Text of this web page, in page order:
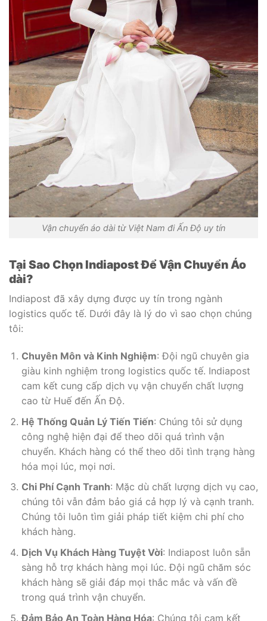
Vận chuyển áo dài từ Việt Nam đi Ấn Độ uy tín
Tại Sao Chọn Indiapost Để Vận Chuyển Áo
dài?
Indiapost đã xây dựng được uy tín trong ngành
logistics quốc tế. Dưới đây là lý do vì sao chọn chúng
tôi:
Chuyên Môn và Kinh Nghiệm: Đội ngũ chuyên gia
giàu kinh nghiệm trong logistics quốc tế. Indiapost
cam kết cung cấp dịch vụ vận chuyển chất lượng
cao từ Huế đến Ấn Độ.
Hệ Thống Quản Lý Tiến Tiến: Chúng tôi sử dụng
công nghệ hiện đại để theo dõi quá trình vận
chuyển. Khách hàng có thể theo dõi tình trạng hàng
hóa mọi lúc, mọi nơi.
Chi Phí Cạnh Tranh: Mặc dù chất lượng dịch vụ cao,
chúng tôi vẫn đảm bảo giá cả hợp lý và cạnh tranh.
Chúng tôi luôn tìm giải pháp tiết kiệm chi phí cho
khách hàng.
Dịch Vụ Khách Hàng Tuyệt Vời: Indiapost luôn sẵn
sàng hỗ trợ khách hàng mọi lúc. Đội ngũ chăm sóc
khách hàng sẽ giải đáp mọi thắc mắc và vấn đề
trong quá trình vận chuyển.
Đảm Bảo An Toàn Hàng Hóa: Chúng tôi cam kết